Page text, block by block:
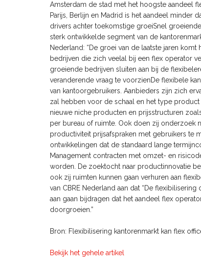
Amsterdam de stad met het hoogste aandeel
Parijs, Berlijn en Madrid is het aandeel minder
drivers achter toekomstige groeiSnel
sterk ontwikkelde segment van de
Nederland: “De groei van de laatste jaren
bedrijven die zich veelal bij een flex operator
groeiende bedrijven sluiten aan bij de
veranderende vraag te voorzienDe flexibele
van kantoorgebruikers. Aanbieders zijn zich
zal hebben voor de schaal en het type
nieuwe niche producten en prijsstructuren
per bureau of ruimte. Ook doen zij onderzoek
productiviteit prijsafspraken met gebruikers te
ontwikkelingen dat de standaard lange
Management contracten met omzet- en
worden. De zoektocht naar productinnovatie
ook zij ruimten kunnen gaan verhuren aan
van CBRE Nederland aan dat “De
aan gaan bijdragen dat het aandeel flex
doorgroeien.”
Bron: Flexibilisering kantorenmarkt kan flex
Bekijk het gehele artikel